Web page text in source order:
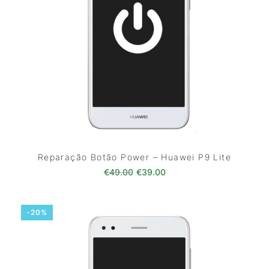
Reparação Botão Power – Huawei P9 Lite
€49.00 O preço original era: €49.00.
€39.00O preço atual é:
-20%